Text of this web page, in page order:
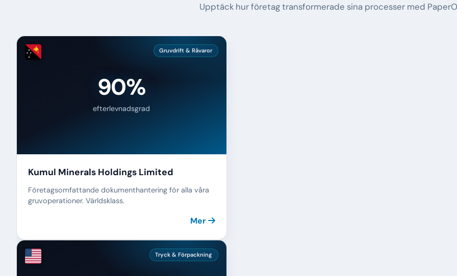
Upptäck hur företag transformerade sina processer med
Gruvdrift & Råvaror
90%
efterlevnadsgrad
Kumul Minerals Holdings Limited
Företagsomfattande dokumenthantering för alla våra
gruvoperationer. Världsklass.
Mer
Tryck & Förpackning